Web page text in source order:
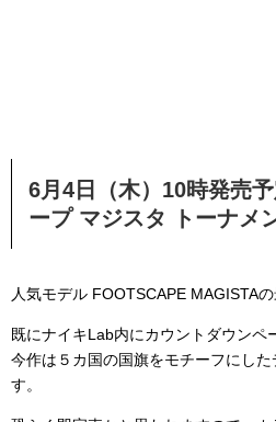
6月4日（木）10時発売
ープ マジスタ トーナメ
人気モデル FOOTSCAPE MAGISTA
既にナイキLab内にカウントダウンペ
今作は５カ国の国旗をモチーフにし
す。